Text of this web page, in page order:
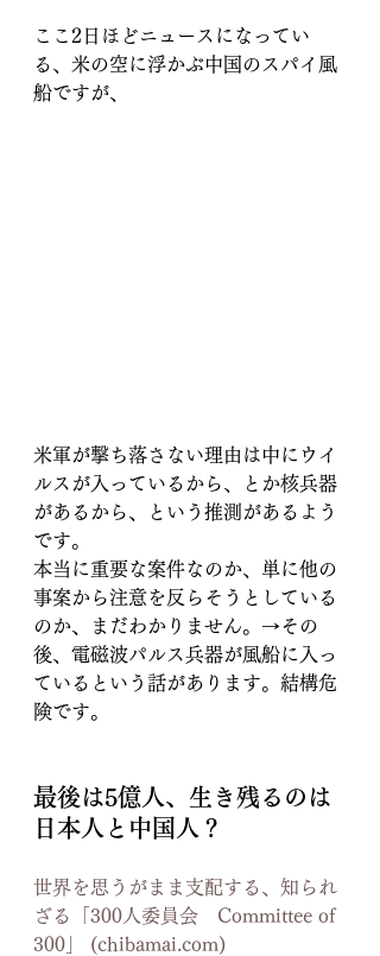
ここ2日ほどニュースになってい
る、米の空に浮かぶ中国のスパイ風
船ですが、
米軍が撃ち落さない理由は中にウイ
ルスが入っているから、とか核兵器
があるから、という推測があるよう
です。
本当に重要な案件なのか、単に他の
事案から注意を反らそうとしている
のか、まだわかりません。→その
後、電磁波パルス兵器が風船に入っ
ているという話があります。結構危
険です。
最後は5億人、生き残るのは
日本人と中国人？
世界を思うがまま支配する、知られ
ざる「300人委員会　Committee of
300」 (chibamai.com)